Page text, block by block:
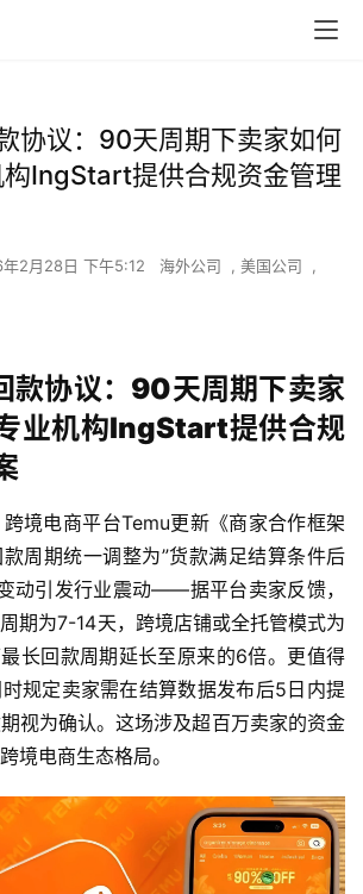
协议：90天周期下卖家如何
IngStart提供合规资金管理
2月28日 下午5:12 海外公司 , 美国公司
,
款协议：90天周期下卖家
业机构IngStart提供合规
境电商平台Temu更新《商家合作框架
周期统一调整为”货款满足结算条件后
动引发行业震动——据平台卖家反馈，
期为7-14天，跨境店铺或全托管模式为
长回款周期延长至原来的6倍。更值得
规定卖家需在结算数据发布后5日内提
视为确认。这场涉及超百万卖家的资金
境电商生态格局。